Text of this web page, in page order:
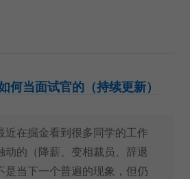
何当面试官的（持续更新）
近在掘金看到很多同学的工作
动的（降薪、变相裁员、辞退
是当下一个普遍的现象，但仍